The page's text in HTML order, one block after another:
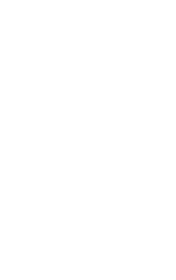
à notre service